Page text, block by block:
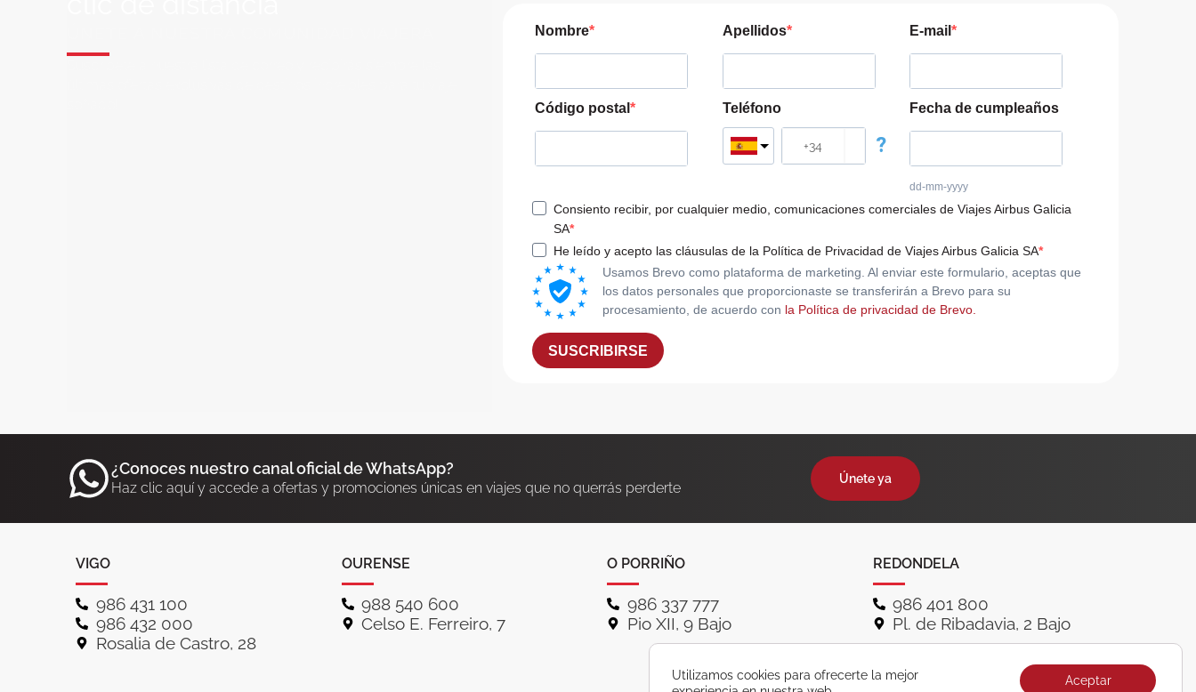
Nombre Apellidos E-mail
Código postal Teléfono
?
Fecha de cumpleaños
dd-mm-yyyy
Consiento recibir, por cualquier medio, comunicaciones comerciales de Viajes Airbus Galicia
SA
He leído y acepto las cláusulas de la Política de Privacidad de Viajes Airbus Galicia SA
Usamos Brevo como plataforma de marketing. Al enviar este formulario, aceptas que
los datos personales que proporcionaste se transferirán a Brevo para su
procesamiento, de acuerdo con la Política de privacidad de Brevo.
SUSCRIBIRSE
¿Conoces nuestro canal oficial de WhatsApp?
Haz clic aquí y accede a ofertas y promociones únicas en viajes que no querrás perderte
Únete ya
VIGO
986 431 100
986 432 000
Rosalia de Castro, 28
OURENSE
988 540 600
Celso E. Ferreiro, 7
O PORRIÑO
986 337 777
Pio XII, 9 Bajo
REDONDELA
986 401 800
Pl. de Ribadavia, 2 Bajo
Utilizamos cookies para ofrecerte la mejor
Aceptar